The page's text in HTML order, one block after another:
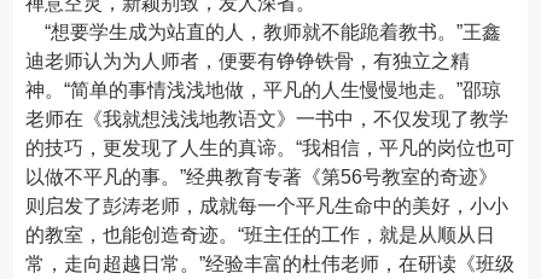
“想要学生成为站直的人，教师就不能跪着教书。”王鑫
迪老师认为为人师者，便要有铮铮铁骨，有独立之精
神。“简单的事情浅浅地做，平凡的人生慢慢地走。”邵琼
老师在《我就想浅浅地教语文》一书中，不仅发现了教学
的技巧，更发现了人生的真谛。“我相信，平凡的岗位也可
以做不平凡的事。”经典教育专著《第56号教室的奇迹》
则启发了彭涛老师，成就每一个平凡生命中的美好，小小
的教室，也能创造奇迹。“班主任的工作，就是从顺从日
常，走向超越日常。”经验丰富的杜伟老师，在研读《班级